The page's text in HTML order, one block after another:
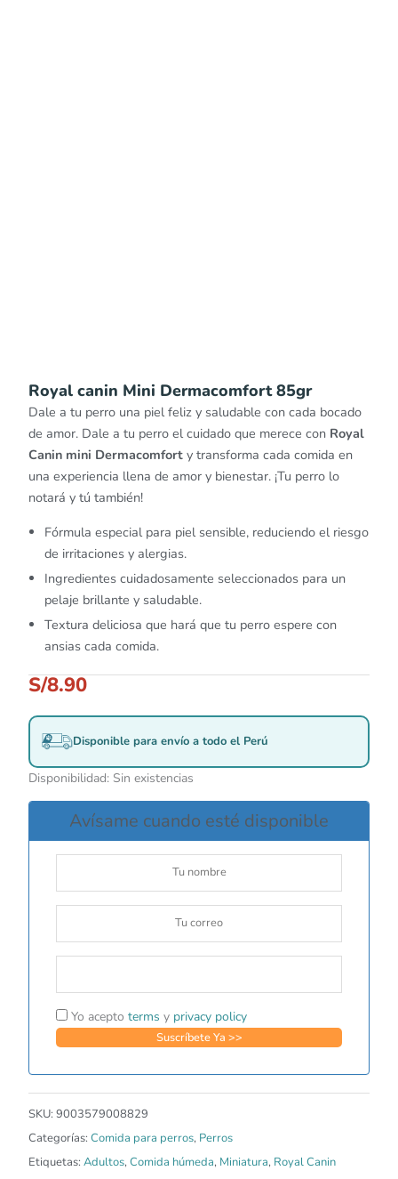
Royal canin Mini Dermacomfort 85gr
Dale a tu perro una piel feliz y saludable con cada bocado
de amor. Dale a tu perro el cuidado que merece con Royal
Canin mini Dermacomfort y transforma cada comida en
una experiencia llena de amor y bienestar. ¡Tu perro lo
notará y tú también!
Fórmula especial para piel sensible, reduciendo el riesgo
de irritaciones y alergias.
Ingredientes cuidadosamente seleccionados para un
pelaje brillante y saludable.
Textura deliciosa que hará que tu perro espere con
ansias cada comida.
S/8.90
Disponible para envío a todo el Perú
Disponibilidad: Sin existencias
Avísame cuando esté disponible
Yo acepto terms y privacy policy
SKU: 9003579008829
Categorías: Comida para perros, Perros
Etiquetas: Adultos,Comida húmeda, Miniatura, Royal Canin